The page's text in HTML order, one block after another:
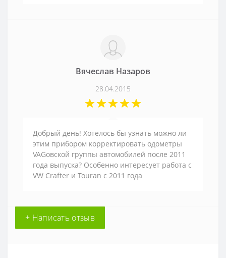
Вячеслав Назаров
28.04.2015
Добрый день! Хотелось бы узнать можно ли
этим прибором корректировать одометры
VAGовской группы автомобилей после 2011
года выпуска? Особенно интересует работа с
VW Crafter и Touran с 2011 года
+ Написать отзыв